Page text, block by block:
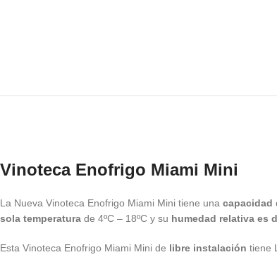
Vinoteca Enofrigo Miami Mini
La Nueva Vinoteca Enofrigo Miami Mini tiene una capacidad
sola temperatura de 4ºC – 18ºC y su humedad relativa es
Esta Vinoteca Enofrigo Miami Mini de libre instalación tiene